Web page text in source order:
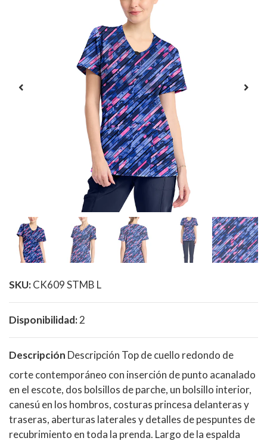
SKU:CK609 STMB L
Disponibilidad:2
Descripción Descripción Top de cuello redondo de
corte contemporáneo con inserción de punto acanalado
en el escote, dos bolsillos de parche, un bolsillo interior,
canesú en los hombros, costuras princesa delanteras y
traseras, aberturas laterales y detalles de pespuntes de
recubrimiento en toda la prenda. Largo de la espalda